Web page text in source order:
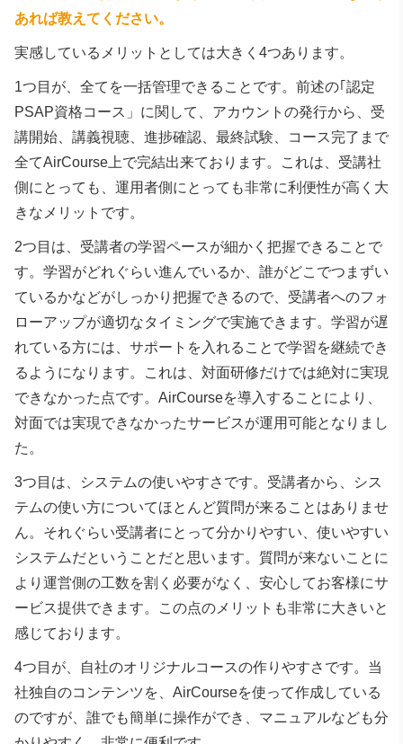
あれば教えてください。
実感しているメリットとしては大きく4つあります。
1つ目が、全てを一括管理できることです。前述の｢認定
PSAP資格コース」に関して、アカウントの発行から、受
講開始、講義視聴、進捗確認、最終試験、コース完了まで
全てAirCourse上で完結出来ております。これは、受講社
側にとっても、運用者側にとっても非常に利便性が高く大
きなメリットです。
2つ目は、受講者の学習ペースが細かく把握できることで
す。学習がどれぐらい進んでいるか、誰がどこでつまずい
ているかなどがしっかり把握できるので、受講者へのフォ
ローアップが適切なタイミングで実施できます。学習が遅
れている方には、サポートを入れることで学習を継続でき
るようになります。これは、対面研修だけでは絶対に実現
できなかった点です。AirCourseを導入することにより、
対面では実現できなかったサービスが運用可能となりまし
た。
3つ目は、システムの使いやすさです。受講者から、シス
テムの使い方についてほとんど質問が来ることはありませ
ん。それぐらい受講者にとって分かりやすい、使いやすい
システムだということだと思います。質問が来ないことに
より運営側の工数を割く必要がなく、安心してお客様にサ
ービス提供できます。この点のメリットも非常に大きいと
感じております。
4つ目が、自社のオリジナルコースの作りやすさです。当
社独自のコンテンツを、AirCourseを使って作成している
のですが、誰でも簡単に操作ができ、マニュアルなども分